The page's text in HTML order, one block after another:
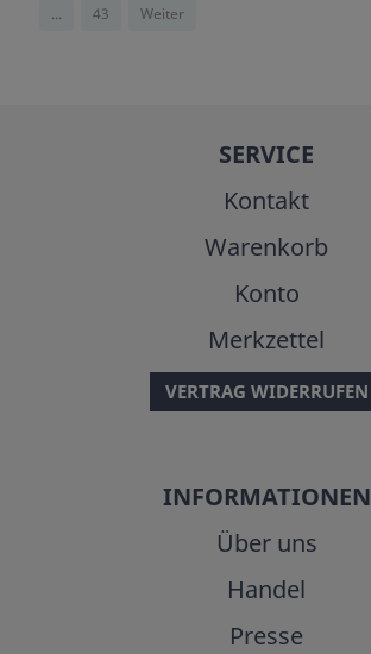
...
43 Weiter
SERVICE
Kontakt
Warenkorb
Konto
Merkzettel
VERTRAG WIDERRUFEN
INFORMATIONEN
Über uns
Handel
Presse